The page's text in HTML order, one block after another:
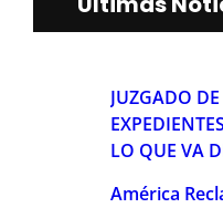
JUZGADO
LO QUE VA
América